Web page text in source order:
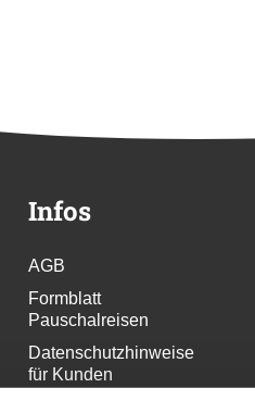
Infos
AGB
Formblatt
Pauschalreisen
Datenschutzhinweise
für Kunden